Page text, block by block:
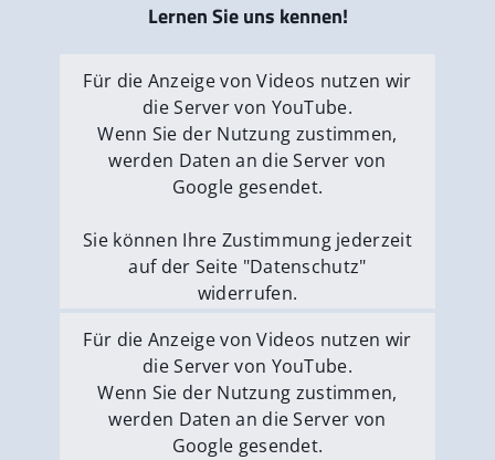
Lernen Sie uns kennen!
Für die Anzeige von Videos nutzen wir
die Server von YouTube.
Wenn Sie der Nutzung zustimmen,
werden Daten an die Server von
Google gesendet.
Sie können Ihre Zustimmung jederzeit
auf der Seite "Datenschutz"
widerrufen.
Externe Medien erlauben
Für die Anzeige von Videos nutzen wir
die Server von YouTube.
Wenn Sie der Nutzung zustimmen,
werden Daten an die Server von
Google gesendet.